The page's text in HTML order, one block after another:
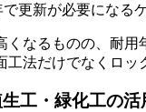
更新が必要になる
なるものの、耐
法だけでなくロ
工・緑化工の活